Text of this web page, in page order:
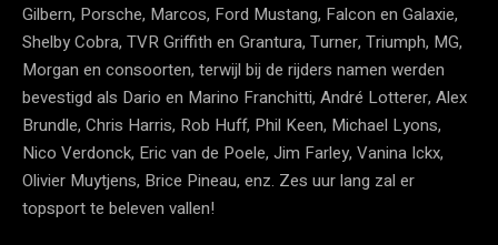
Gilbern, Porsche, Marcos, Ford Mustang, Falcon en Galaxie,
Shelby Cobra, TVR Griffith en Grantura, Turner, Triumph, MG,
Morgan en consoorten, terwijl bij de rijders namen werden
bevestigd als Dario en Marino Franchitti, André Lotterer, Alex
Brundle, Chris Harris, Rob Huff, Phil Keen, Michael Lyons,
Nico Verdonck, Eric van de Poele, Jim Farley, Vanina Ickx,
Olivier Muytjens, Brice Pineau, enz. Zes uur lang zal er
topsport te beleven vallen!